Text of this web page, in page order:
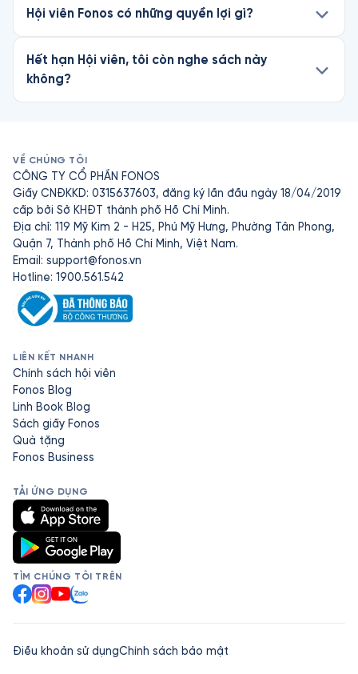
Hội viên Fonos có những quyền lợi gì?
Hết hạn Hội viên, tôi còn nghe sách này
không?
VỀ CHÚNG TÔI
CÔNG TY CỔ PHẦN FONOS
Giấy CNĐKKD: 0315637603, đăng ký lần đầu ngày 18/04/2019
cấp bởi Sở KHĐT thành phố Hồ Chí Minh.
Địa chỉ: 119 Mỹ Kim 2 - H25, Phú Mỹ Hưng, Phường Tân Phong,
Quận 7, Thành phố Hồ Chí Minh, Việt Nam.
Email: support@fonos.vn
Hotline: 1900.561.542
LIÊN KẾT NHANH
Chính sách hội viên
Fonos Blog
Linh Book Blog
Sách giấy Fonos
Quà tặng
Fonos Business
TẢI ỨNG DỤNG
TÌM CHÚNG TÔI TRÊN
Facebook
Instagram
YouTube
Zalo
Điều khoản sử dụngChính sách bảo mật